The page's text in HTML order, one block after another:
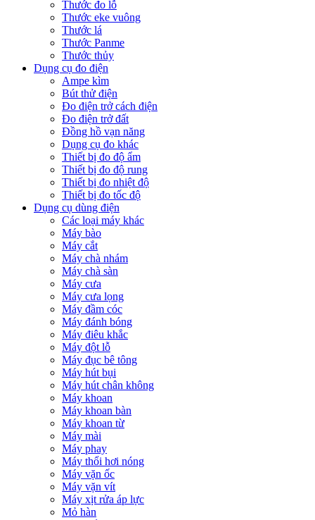
Thước đo lỗ
Thước eke vuông
Thước lá
Thước Panme
Thước thủy
Dụng cụ đo điện
Ampe kìm
Bút thử điện
Đo điện trở cách điện
Đo điện trở đất
Đồng hồ vạn năng
Dụng cụ đo khác
Thiết bị đo độ ẩm
Thiết bị đo độ rung
Thiết bị đo nhiệt độ
Thiết bị đo tốc độ
Dụng cụ dùng điện
Các loại máy khác
Máy bào
Máy cắt
Máy chà nhám
Máy chà sàn
Máy cưa
Máy cưa lọng
Máy đầm cóc
Máy đánh bóng
Máy điêu khắc
Máy đột lỗ
Máy đục bê tông
Máy hút bụi
Máy hút chân không
Máy khoan
Máy khoan bàn
Máy khoan từ
Máy mài
Máy phay
Máy thổi hơi nóng
Máy vặn ốc
Máy vặn vít
Máy xịt rửa áp lực
Mỏ hàn